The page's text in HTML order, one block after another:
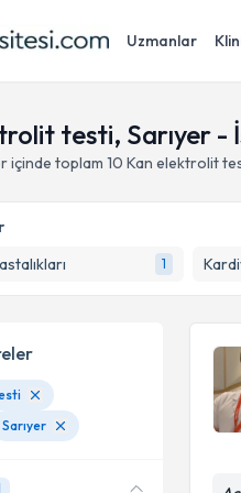
Uzmanlar
testi, Sarıyer -
içinde toplam 10 Kan elektrolit
1
Sarıyer